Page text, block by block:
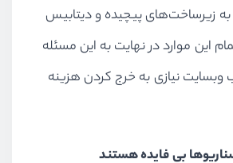
به زیرساخت‌های پیچیده و دیتابیس
این موارد در نهایت به این مسئله
نیازی به خرج کردن هزینه
بی فایده هستند